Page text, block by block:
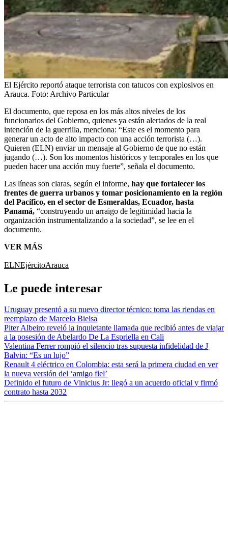
El Ejército reportó ataque terrorista con tatucos con explosivos en
Arauca. Foto: Archivo Particular
El documento, que reposa en los más altos niveles de los
funcionarios del Gobierno, quienes ya están alertados de la real
intención de la guerrilla, menciona: “Este es el momento para
generar un acto de alto impacto con una acción terrorista (…).
Quieren (ELN) enviar un mensaje al Gobierno de que no están
jugando (…). Son los momentos históricos y temporales en los que
pueden hacer una acción muy fuerte”, señala el documento.
Las líneas son claras, según el informe, hay que fortalecer los
frentes de guerra urbanos y tomar posicionamiento en la región
del Pacífico, en el sector de Esmeraldas, Ecuador, hasta
Panamá, “construyendo un arraigo de legitimidad hacia la
organización instrumentalizando a la sociedad”, se lee en el
documento.
VER MÁS
ELNEjércitoArauca
Le puede interesar
Uruguay presentó a su nuevo director técnico: toma las riendas en
reemplazo de Marcelo Bielsa
Piter Albeiro reveló la inquietante llamada que recibió antes de viajar
a la posesión de Abelardo De La Espriella en Cali
Valentina Ferrer rompió el silencio tras supuesta infidelidad de J
Balvin: “Es un lujo”
Renault 4 eléctrico en Colombia: esta será la primera ciudad en ver
la nueva versión del ‘amigo fiel’
Definido el futuro de Vinicius Jr: llegó a un acuerdo oficial y firmó
contrato hasta 2032